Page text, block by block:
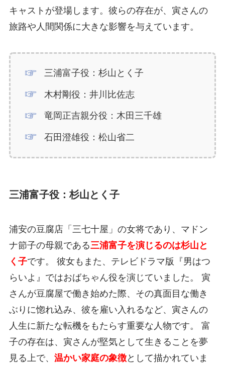
キャストが登場します。彼らの存在が、寅さんの
旅路や人間関係に大きな影響を与えています。
三浦富子役：杉山とく子
木村剛役：井川比佐志
竜岡正吉親分役：木田三千雄
石田澄雄役：松山省二
三浦富子役：杉山とく子
浦安の豆腐店「三七十屋」の女将であり、マドン
ナ節子の母親である三浦富子を演じるのは杉山と
く子です。 彼女もまた、テレビドラマ版『男はつ
らいよ』ではおばちゃん役を演じていました。 寅
さんが豆腐屋で働き始めた際、その真面目な働き
ぶりに惚れ込み、彼を雇い入れるなど、寅さんの
人生に新たな転機をもたらす重要な人物です。 富
子の存在は、寅さんが堅気として生きることを夢
見る上で、 温かい家庭の象徴として描かれていま